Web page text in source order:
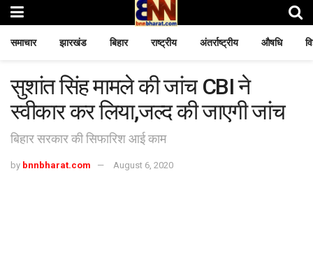
समाचार झारखंड बिहार राष्ट्रीय अंतर्राष्ट्रीय औषधि
सुशांत सिंह मामले की जांच CBI ने
स्वीकार कर लिया,जल्द की जाएगी जांच
बिहार सरकार की सिफारिश आई काम
by bnnbharat.com August 6, 2020